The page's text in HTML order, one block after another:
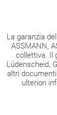
La garanzia
ASSMANN,
collettiva. Il
Lüdenscheid,
altri
ulteriori